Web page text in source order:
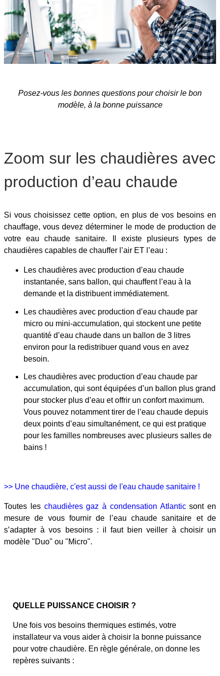
Posez-vous les bonnes questions pour choisir le bon
modèle, à la bonne puissance
Zoom sur les chaudières avec
production d’eau chaude
Si vous choisissez cette option, en plus de vos besoins en
chauffage, vous devez déterminer le mode de production de
votre eau chaude sanitaire. Il existe plusieurs types de
chaudières capables de chauffer l’air ET l’eau :
Les chaudières avec production d’eau chaude
instantanée, sans ballon, qui chauffent l’eau à la
demande et la distribuent immédiatement.
Les chaudières avec production d’eau chaude par
micro ou mini-accumulation, qui stockent une petite
quantité d’eau chaude dans un ballon de 3 litres
environ pour la redistribuer quand vous en avez
besoin.
Les chaudières avec production d’eau chaude par
accumulation, qui sont équipées d’un ballon plus grand
pour stocker plus d’eau et offrir un confort maximum.
Vous pouvez notamment tirer de l’eau chaude depuis
deux points d’eau simultanément, ce qui est pratique
pour les familles nombreuses avec plusieurs salles de
bains !
>> Une chaudière, c'est aussi de l'eau chaude sanitaire !
Toutes les chaudières gaz à condensation Atlanticsont en
mesure de vous fournir de l’eau chaude sanitaire et de
s’adapter à vos besoins : il faut bien veiller à choisir un
modèle "Duo" ou "Micro".
QUELLE PUISSANCE CHOISIR ?
Une fois vos besoins thermiques estimés, votre
installateur va vous aider à choisir la bonne puissance
pour votre chaudière. En règle générale, on donne les
repères suivants :